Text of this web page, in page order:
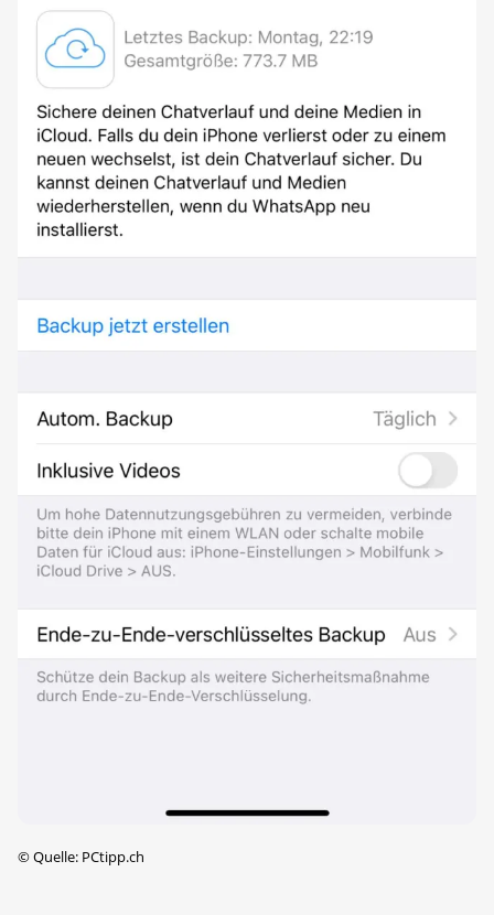
©Quelle: PCtipp.ch